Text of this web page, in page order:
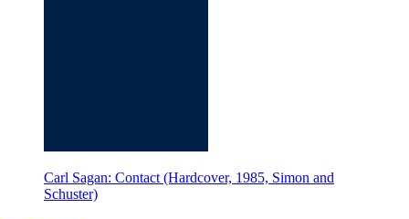
Carl Sagan: Contact (Hardcover, 1985, Simon and
Schuster)